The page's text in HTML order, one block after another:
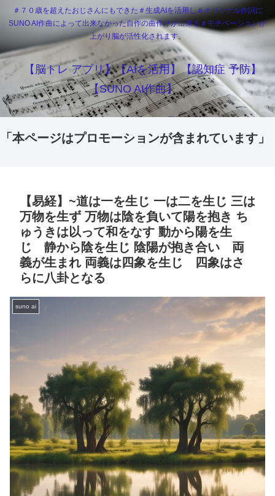
＃７０歳を超えたおじさんにもできた＃生成AIを活用し＃オリジナル作詞に
SUNO AI作曲によって出来なかった自作の曲作りが出来る＃モチベーションが
上がり脳が活性化されます。
【脳トレ アプリ】【AIを活用】【認知症 予防】
【SUNO AI作曲】
「本ページはプロモーションが含まれています」
【易経】~道は一を生じ 一は二を生じ 三は
万物を生ず 万物は陰を負いて陽を抱き ち
ゅうきは以って和をなす 動から陽を生
じ 静から陰を生じ 陰陽が抱き合い 両
義が生まれ 両義は四象を生じ 四象はさ
らに八卦となる
suno ai